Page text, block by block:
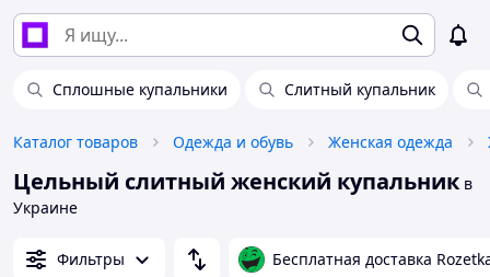
Сплошные купальники Слитный купальник
Каталог товаров Одежда и обувь Женская одежда
Цельный слитный женский купальник в
Украине
Фильтры Бесплатная доставка